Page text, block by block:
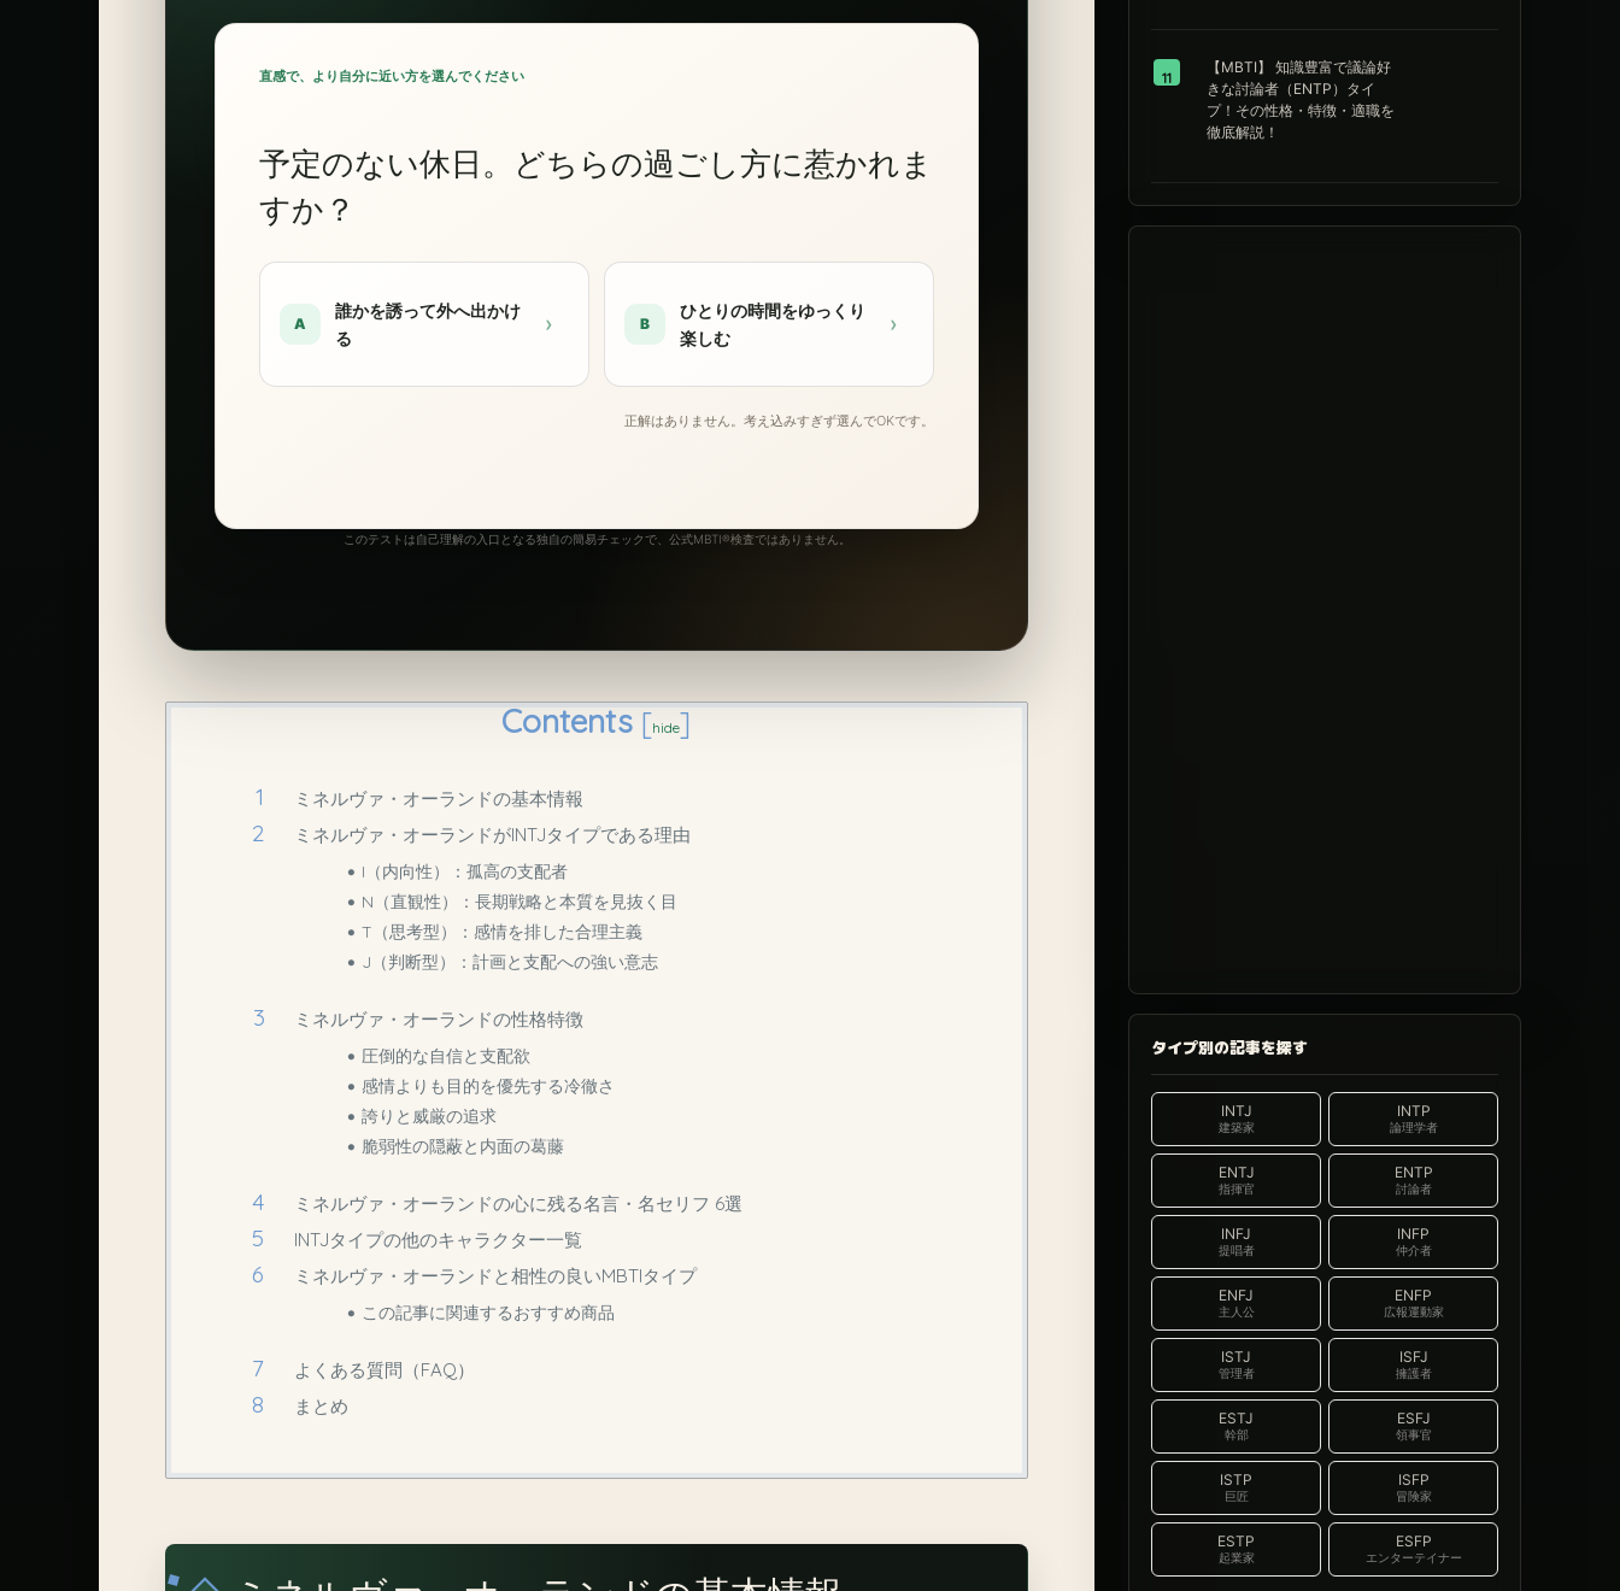
直感で、より自分に近い方を選んでください
予定のない休日。どちらの過ごし方に惹かれま
すか？
A
誰かを誘って外へ出かけ
る
› B
ひとりの時間をゆっくり
楽しむ
›
正解はありません。考え込みすぎず選んでOKです。
このテストは自己理解の入口となる独自の簡易チェックで、公式MBTI®検査ではありません。
Contents [hide]
ミネルヴァ・オーランドの基本情報
ミネルヴァ・オーランドがINTJタイプである理由
I（内向性）：孤高の支配者
N（直観性）：長期戦略と本質を見抜く目
T（思考型）：感情を排した合理主義
J（判断型）：計画と支配への強い意志
ミネルヴァ・オーランドの性格特徴
圧倒的な自信と支配欲
感情よりも目的を優先する冷徹さ
誇りと威厳の追求
脆弱性の隠蔽と内面の葛藤
ミネルヴァ・オーランドの心に残る名言・名セリフ 6選
INTJタイプの他のキャラクター一覧
ミネルヴァ・オーランドと相性の良いMBTIタイプ
この記事に関連するおすすめ商品
よくある質問（FAQ）
まとめ
11
【MBTI】 知識豊富で議論好
きな討論者（ENTP）タイ
プ！その性格・特徴・適職を
徹底解説！
タイプ別の記事を探す
INTJ
建築家
INTP
論理学者
ENTJ
指揮官
ENTP
討論者
INFJ
提唱者
INFP
仲介者
ENFJ
主人公
ENFP
広報運動家
ISTJ
管理者
ISFJ
擁護者
ESTJ
幹部
ESFJ
領事官
ISTP
巨匠
ISFP
冒険家
ESTP
起業家
ESFP
エンターテイナー